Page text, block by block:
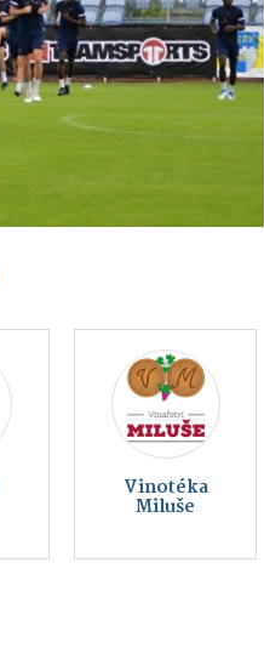
Montessori
Vlašim z. s.